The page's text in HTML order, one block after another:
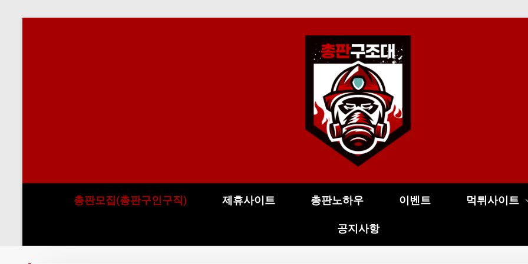
총판모집(총판구인구직) 제휴사이트 총판노하우 이벤트 먹튀사이트
공지사항